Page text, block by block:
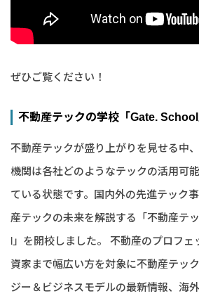
ぜひご覧ください！
不動産テックの学校「Gate. School
不動産テックが盛り上がりを見せる中
機関は各社どのようなテックの活用可
ている状態です。国内外の先進テック
産テックの未来を解説する「不動産テ
l」を開校しました。 不動産のプロフェ
資家まで幅広い方を対象に不動産テッ
ジー＆ビジネスモデルの最新情報、海